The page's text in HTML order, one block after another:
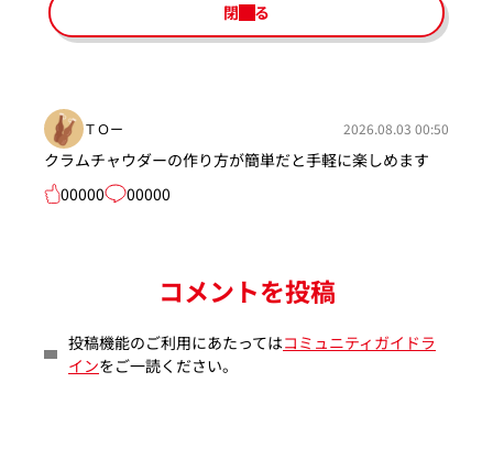
閉じる
ＴＯー 2026.08.03 00:50
クラムチャウダーの作り方が簡単だと手軽に楽しめます
00000
00000
コメントを投稿
投稿機能のご利用にあたってはコミュニティガイドラ
インをご一読ください。